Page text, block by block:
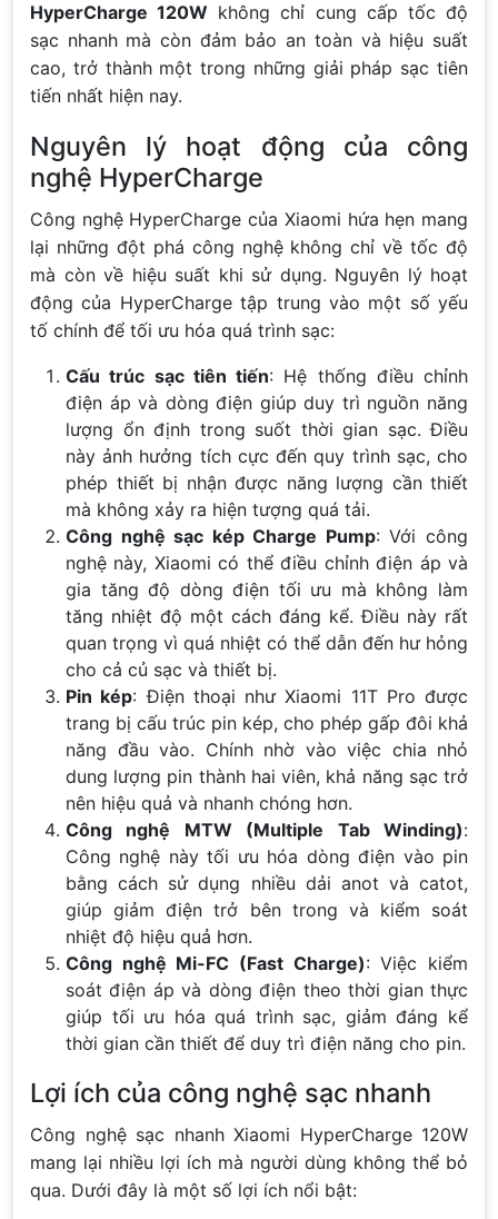
HyperCharge 120W không chỉ cung cấp tốc độ
sạc nhanh mà còn đảm bảo an toàn và hiệu suất
cao, trở thành một trong những giải pháp sạc tiên
tiến nhất hiện nay.
Nguyên lý hoạt động của công
nghệ HyperCharge
Công nghệ HyperCharge của Xiaomi hứa hẹn mang
lại những đột phá công nghệ không chỉ về tốc độ
mà còn về hiệu suất khi sử dụng. Nguyên lý hoạt
động của HyperCharge tập trung vào một số yếu
tố chính để tối ưu hóa quá trình sạc:
Cấu trúc sạc tiên tiến: Hệ thống điều chỉnh
điện áp và dòng điện giúp duy trì nguồn năng
lượng ổn định trong suốt thời gian sạc. Điều
này ảnh hưởng tích cực đến quy trình sạc, cho
phép thiết bị nhận được năng lượng cần thiết
mà không xảy ra hiện tượng quá tải.
Công nghệ sạc kép Charge Pump: Với công
nghệ này, Xiaomi có thể điều chỉnh điện áp và
gia tăng độ dòng điện tối ưu mà không làm
tăng nhiệt độ một cách đáng kể. Điều này rất
quan trọng vì quá nhiệt có thể dẫn đến hư hỏng
cho cả củ sạc và thiết bị.
Pin kép: Điện thoại như Xiaomi 11T Pro được
trang bị cấu trúc pin kép, cho phép gấp đôi khả
năng đầu vào. Chính nhờ vào việc chia nhỏ
dung lượng pin thành hai viên, khả năng sạc trở
nên hiệu quả và nhanh chóng hơn.
Công nghệ MTW (Multiple Tab Winding):
Công nghệ này tối ưu hóa dòng điện vào pin
bằng cách sử dụng nhiều dải anot và catot,
giúp giảm điện trở bên trong và kiểm soát
nhiệt độ hiệu quả hơn.
Công nghệ Mi-FC (Fast Charge): Việc kiểm
soát điện áp và dòng điện theo thời gian thực
giúp tối ưu hóa quá trình sạc, giảm đáng kể
thời gian cần thiết để duy trì điện năng cho pin.
Lợi ích của công nghệ sạc nhanh
Công nghệ sạc nhanh Xiaomi HyperCharge 120W
mang lại nhiều lợi ích mà người dùng không thể bỏ
qua. Dưới đây là một số lợi ích nổi bật: